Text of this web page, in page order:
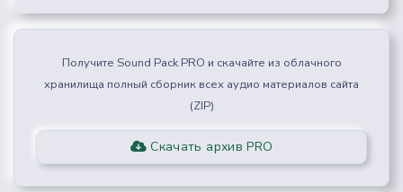
Получите Sound Pack PRO и скачайте из облачного
хранилища полный сборник всех аудио материалов сайта
(ZIP)
Скачать архив PRO